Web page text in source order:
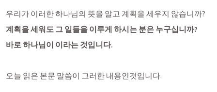
우리가 이러한 하나님의 뜻을 알고 계획을 세우지 않습니까?
계획을 세워도 그 일들을 이루게 하시는 분은 누구십니까?
바로 하나님이 이라는 것입니다.
오늘 읽은 본문 말씀이 그러한 내용인것입니다.